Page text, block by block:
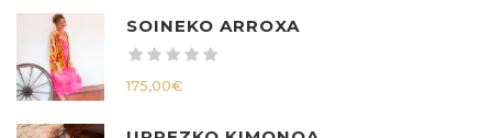
SOINEKO ARROXA
175,00€